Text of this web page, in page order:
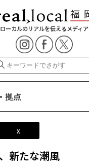
ローカルのリアルを伝えるメディア
拠点
X
新たな潮風